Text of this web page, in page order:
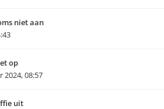
niet aan
op
2024, 08:57
uit